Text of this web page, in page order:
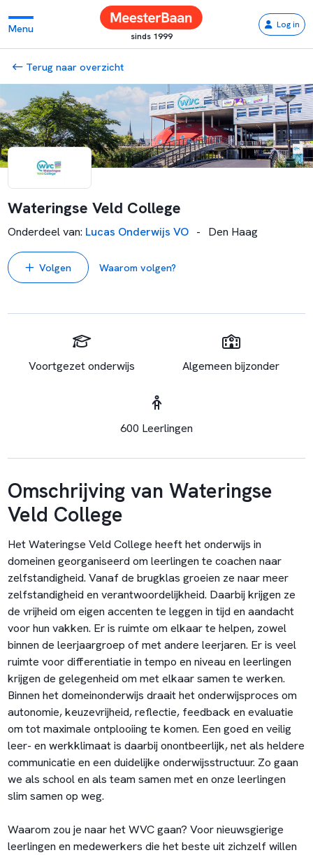
Menu
sinds 1999
Log in
Terug naar overzicht
Wateringse Veld College
Onderdeel van: Lucas Onderwijs VO - Den Haag
Volgen Waarom volgen?
Voortgezet onderwijs Algemeen bijzonder
600 Leerlingen
Omschrijving van Wateringse
Veld College
Het Wateringse Veld College heeft het onderwijs in
domeinen georganiseerd om leerlingen te coachen naar
zelfstandigheid. Vanaf de brugklas groeien ze naar meer
zelfstandigheid en verantwoordelijkheid. Daarbij krijgen ze
de vrijheid om eigen accenten te leggen in tijd en aandacht
voor hun vakken. Er is ruimte om elkaar te helpen, zowel
binnen de leerjaargroep of met andere leerjaren. Er is veel
ruimte voor differentiatie in tempo en niveau en leerlingen
krijgen de gelegenheid om met elkaar samen te werken.
Binnen het domeinonderwijs draait het onderwijsproces om
autonomie, keuzevrijheid, reflectie, feedback en evaluatie
om tot maximale ontplooiing te komen. Een goed en veilig
leer- en werkklimaat is daarbij onontbeerlijk, net als heldere
communicatie en een duidelijke onderwijsstructuur. Zo gaan
we als school en als team samen met en onze leerlingen
slim samen op weg.
Waarom zou je naar het WVC gaan? Voor nieuwsgierige
leerlingen en medewerkers die het beste uit zichzelf willen